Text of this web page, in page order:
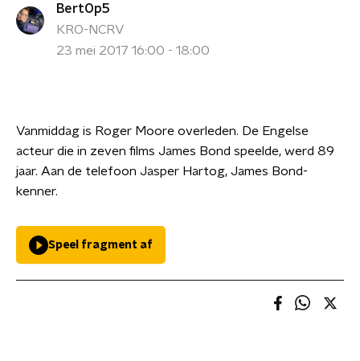
BertOp5
KRO-NCRV
23 mei 2017 16:00 - 18:00
Vanmiddag is Roger Moore overleden. De Engelse
acteur die in zeven films James Bond speelde, werd 89
jaar. Aan de telefoon Jasper Hartog, James Bond-
kenner.
Speel fragment af